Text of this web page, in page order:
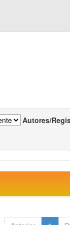
Autores/